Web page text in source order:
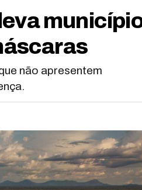
não apresentem